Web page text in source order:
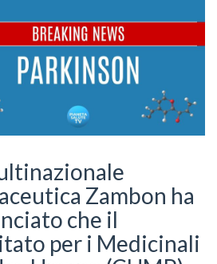
Zambon ha
che il
per i Medicinali